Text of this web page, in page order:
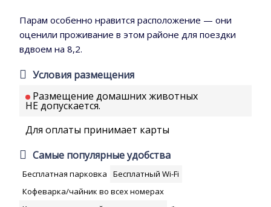
Парам особенно нравится расположение — они
оценили проживание в этом районе для поездки
вдвоем на 8,2.
Условия размещения
Размещение домашних животных
НЕ допускается.
Для оплаты принимает карты
Самые популярные удобства
Бесплатная парковка
Бесплатный Wi-Fi
Кофеварка/чайник во всех номерах